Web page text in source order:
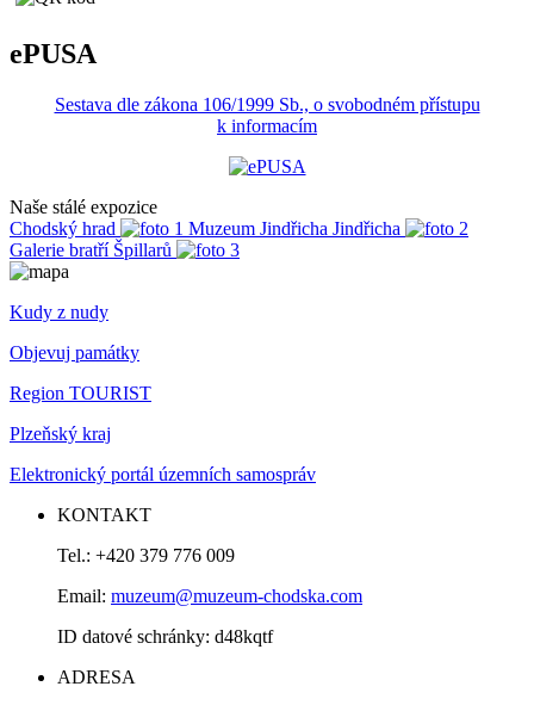
ePUSA
Sestava dle zákona 106/1999 Sb., o svobodném přístupu
k informacím
Naše stálé expozice
Chodský hrad
Muzeum Jindřicha Jindřicha
Galerie bratří Špillarů
Kudy z nudy
Objevuj památky
Region TOURIST
Plzeňský kraj
Elektronický portál územních samospráv
KONTAKT
Tel.: +420 379 776 009
Email: muzeum@muzeum-chodska.com
ID datové schránky: d48kqtf
ADRESA